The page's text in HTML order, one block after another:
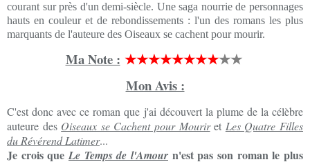
courant sur près d'un demi-siècle. Une saga nourrie de personnages
hauts en couleur et de rebondissements : l'un des romans les plus
marquants de l'auteure des Oiseaux se cachent pour mourir.
Ma Note : ★★★★★★★★★★
Mon Avis :
C'est donc avec ce roman que j'ai découvert la plume de la célèbre
auteure des Oiseaux se Cachent pour Mouriret Les Quatre Filles
du Révérend Latimer...
Je crois queLe Temps de l'Amour n'est pas son roman le plus